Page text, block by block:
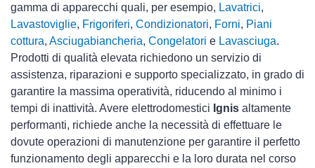
gamma di apparecchi quali, per esempio, Lavatrici,
Lavastoviglie, Frigoriferi, Condizionatori, Forni, Piani
cottura, Asciugabiancheria, Congelatori e Lavasciuga.
Prodotti di qualità elevata richiedono un servizio di
assistenza, riparazioni e supporto specializzato, in grado di
garantire la massima operatività, riducendo al minimo i
tempi di inattività. Avere elettrodomestici Ignis altamente
performanti, richiede anche la necessità di effettuare le
dovute operazioni di manutenzione per garantire il perfetto
funzionamento degli apparecchi e la loro durata nel corso